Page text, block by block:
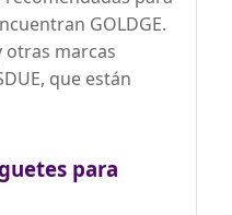
GOLDGE.
otras marcas
que están
para